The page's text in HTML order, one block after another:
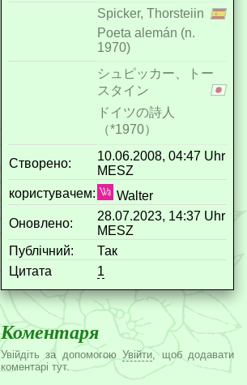
Spicker, Thorsteiin
Poeta alemán (n.
1970)
シュピッカー、トー
スタイン
ドイツの詩人
（*1970）
Створено:
10.06.2008, 04:47 Uhr
MESZ
користувачем:
Walter
Оновлено:
28.07.2023, 14:37 Uhr
MESZ
Публічний:
Так
Цитата
1
Коментаря
Увійдіть за допомогоюУвійти, щоб додавати
коментарі тут.